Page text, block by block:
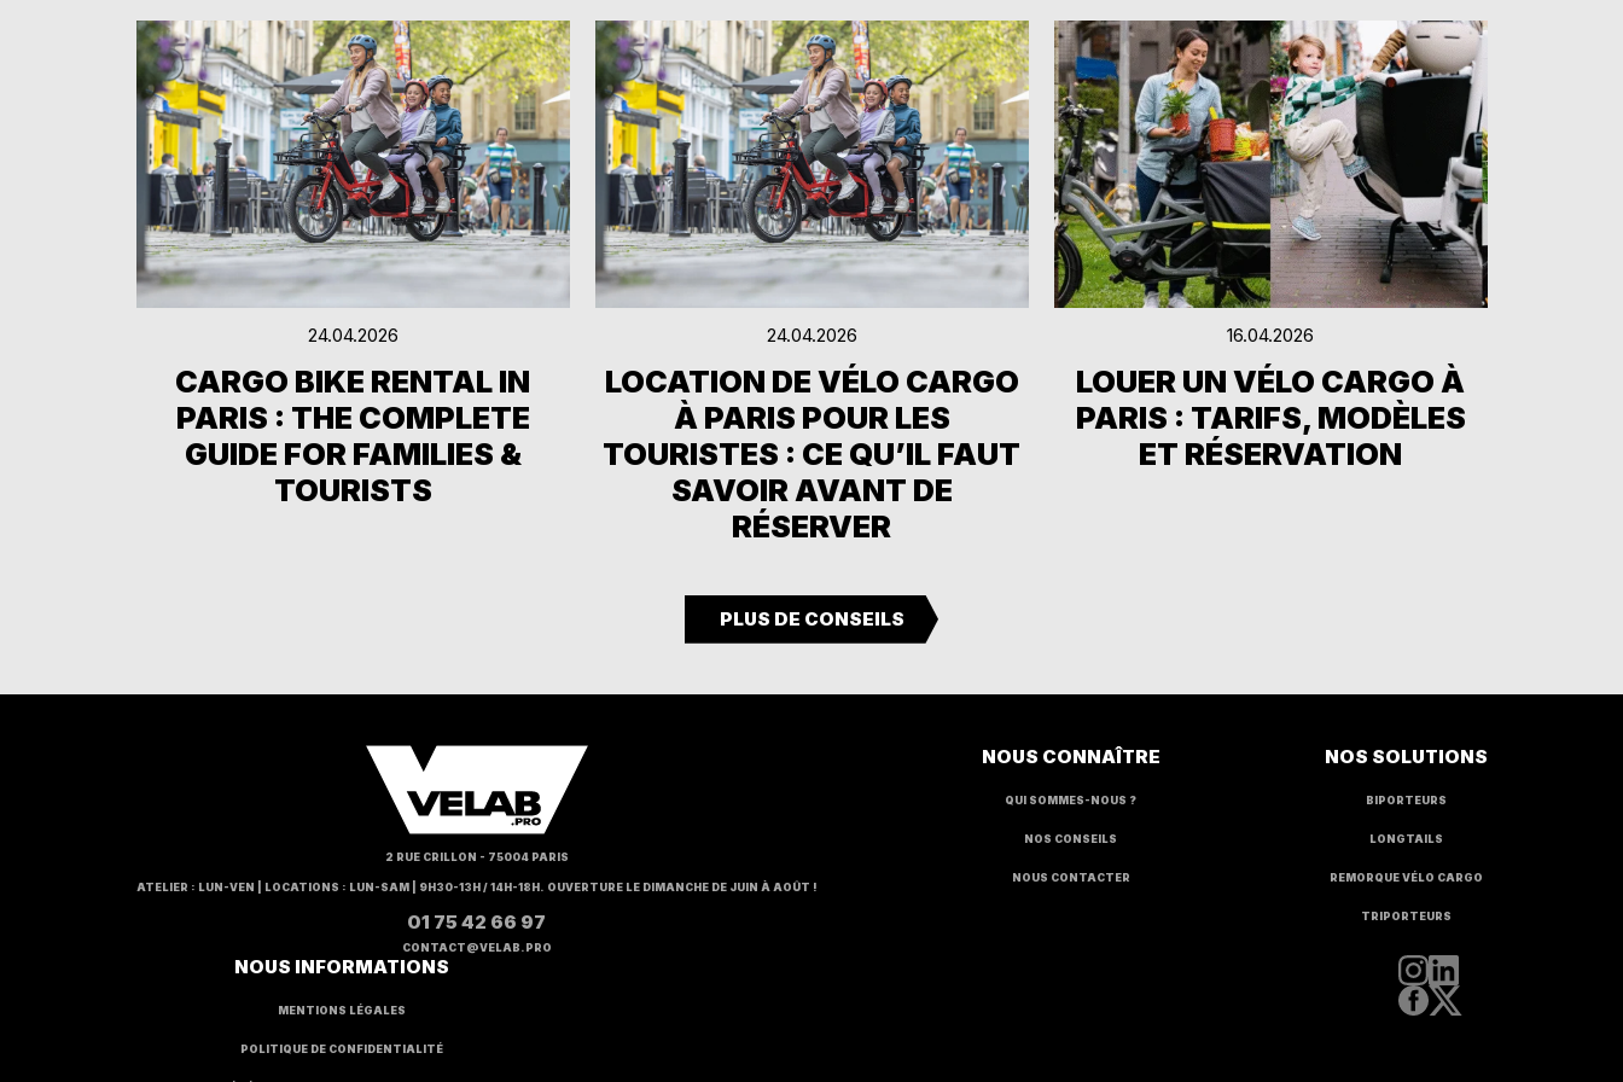
24.04.2026
CARGO BIKE RENTAL IN
PARIS : THE COMPLETE
GUIDE FOR FAMILIES &
TOURISTS
24.04.2026
LOCATION DE VÉLO CARGO
À PARIS POUR LES
TOURISTES : CE QU’IL FAUT
SAVOIR AVANT DE
RÉSERVER
16.04.2026
LOUER UN VÉLO CARGO À
PARIS : TARIFS, MODÈLES
ET RÉSERVATION
PLUS DE CONSEILS
2 RUE CRILLON - 75004 PARIS
ATELIER : LUN-VEN | LOCATIONS : LUN-SAM | 9H30-13H / 14H-18H. OUVERTURE LE DIMANCHE DE JUIN À AOÛT !
01 75 42 66 97
CONTACT@VELAB.PRO
NOUS CONNAÎTRE
QUI SOMMES-NOUS ?
NOS CONSEILS
NOUS CONTACTER
NOS SOLUTIONS
BIPORTEURS
LONGTAILS
REMORQUE VÉLO CARGO
TRIPORTEURS
NOUS INFORMATIONS
MENTIONS LÉGALES
POLITIQUE DE CONFIDENTIALITÉ